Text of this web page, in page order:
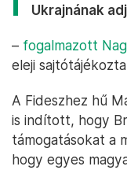
Ukrajnának
– fogalmazott
eleji
A Fideszhez hű
is indított, hogy
támogatásokat a
hogy egyes